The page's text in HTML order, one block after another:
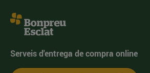
Serveis d'entrega de compra online